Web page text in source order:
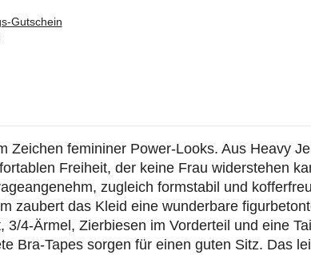
Gutschein
Zeichen femininer Power-Looks. Aus Heavy
Freiheit, der keine Frau widerstehen
zugleich formstabil und
zaubert das Kleid eine wunderbare
3/4-Ärmel, Zierbiesen im Vorderteil und eine
Bra-Tapes sorgen für einen guten Sitz. Das